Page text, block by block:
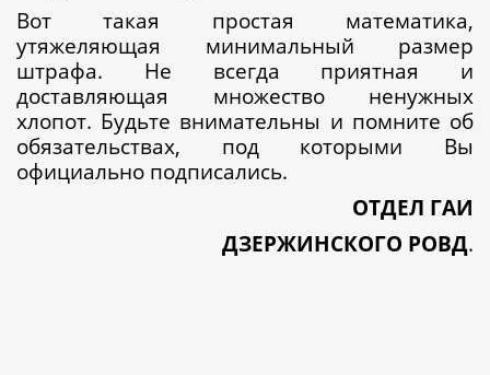
Вот такая простая математика,
утяжеляющая минимальный размер
штрафа. Не всегда приятная и
доставляющая множество ненужных
хлопот. Будьте внимательны и помните об
обязательствах, под которыми Вы
официально подписались.
ОТДЕЛ ГАИ
ДЗЕРЖИНСКОГО РОВД.